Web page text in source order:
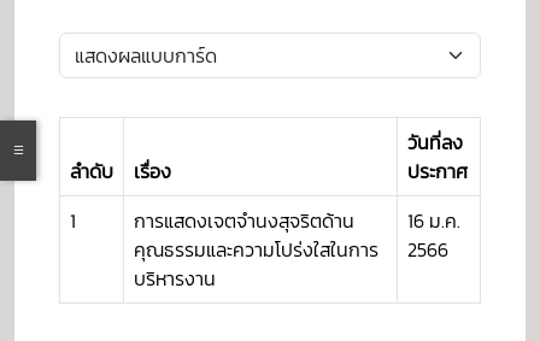
ลำดับ เรื่อง
วันที่ลง
ประกาศ
1
การแสดงเจตจำนงสุจริตด้าน
คุณธรรมและความโปร่งใสในการ
บริหารงาน
16 ม.ค.
2566